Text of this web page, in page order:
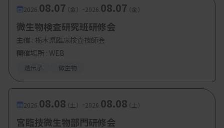
2026. 08.07（金） -2026. 08.07（金）
微生物検査研究班研修会
主催 : 栃木県臨床検査技師会
開催場所 : WEB
遺伝子 微生物
2026. 08.08（土） -2026. 08.08（土）
宮臨技微生物部門研修会